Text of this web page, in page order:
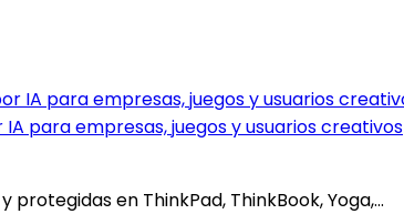
para empresas, juegos y usuarios creativos
en ThinkPad, ThinkBook, Yoga,...